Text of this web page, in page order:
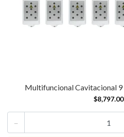
Multifuncional Cavitacional 9
$8,797.00
-